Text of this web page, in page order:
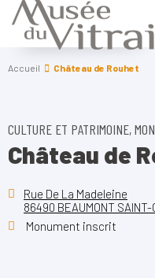
Accueil Château de Rouhet
CULTURE ET PATRIMOINE,
Château de
Rue De La Madeleine
86490 BEAUMONT SAINT-
Monument inscrit